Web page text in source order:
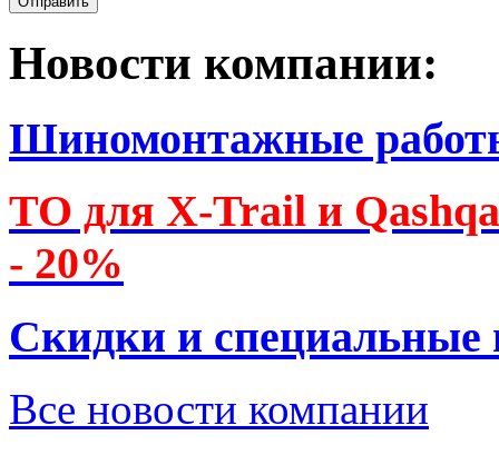
Новости компании:
Шиномонтажные
ТО для X-Trail и
- 20%
Скидки и специальные
Все новости компании